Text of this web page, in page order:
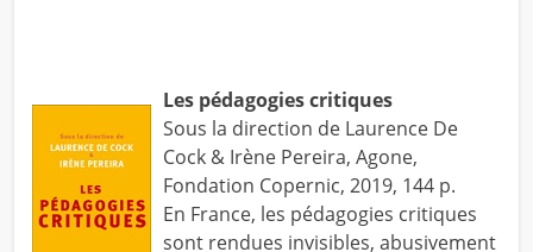
Les pédagogies critiques
Sous la direction de Laurence De
Cock & Irène Pereira, Agone,
Fondation Copernic, 2019, 144 p.
En France, les pédagogies critiques
sont rendues invisibles, abusivement